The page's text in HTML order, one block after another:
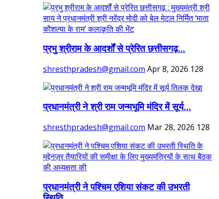
प्रभु श्रीराम के आदर्शों से प्रेरित छत्तीसगढ़...
shresthpradesh@gmail.com Apr 8, 2026 128
प्रधानमंत्री ने श्री राम जन्मभूमि मंदिर में सूर्य...
shresthpradesh@gmail.com Mar 28, 2026 128
प्रधानमंत्री ने पश्चिम एशिया संकट की उभरती